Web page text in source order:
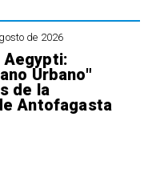
de 2026
Aegypti:
Urbano"
de la
Antofagasta